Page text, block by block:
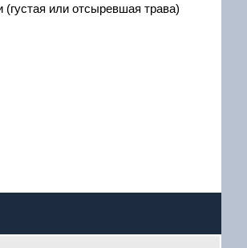
(густая или отсыревшая трава)